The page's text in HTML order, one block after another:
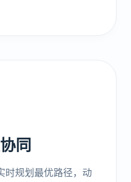
同
时规划最优路径，动